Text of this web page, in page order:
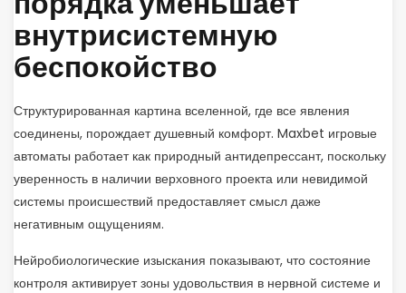
внутрисистемную
беспокойство
Структурированная картина вселенной, где все явления
соединены, порождает душевный комфорт. Maxbet игровые
автоматы работает как природный антидепрессант, поскольку
уверенность в наличии верховного проекта или невидимой
системы происшествий предоставляет смысл даже
негативным ощущениям.
Нейробиологические изыскания показывают, что состояние
контроля активирует зоны удовольствия в нервной системе и